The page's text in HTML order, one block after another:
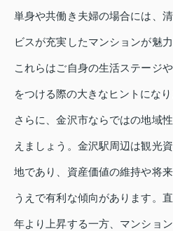
単身や共働き夫婦の場合には、
ビスが充実したマンションが魅
これらはご自身の生活ステージ
をつける際の大きなヒントになり
さらに、金沢市ならではの地域
えましょう。金沢駅周辺は観光
地であり、資産価値の維持や将
うえで有利な傾向があります。
年より上昇する一方、マンショ